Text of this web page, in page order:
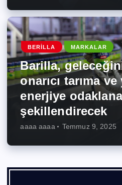
BERILLA MARKALAR
Barilla,
onarıcı tarıma
enerjiye
şekillendirecek
aaaa aaaa Temmuz 9, 2025